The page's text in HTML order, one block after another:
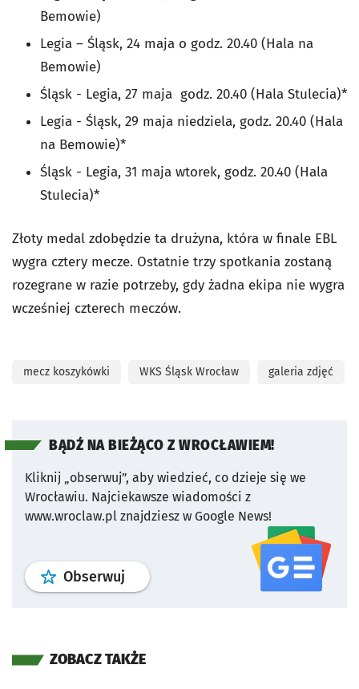
Bemowie)
Legia – Śląsk, 24 maja o godz. 20.40 (Hala na
Bemowie)
Śląsk - Legia, 27 maja godz. 20.40 (Hala Stulecia)*
Legia - Śląsk, 29 maja niedziela, godz. 20.40 (Hala
na Bemowie)*
Śląsk - Legia, 31 maja wtorek, godz. 20.40 (Hala
Stulecia)*
Złoty medal zdobędzie ta drużyna, która w finale EBL
wygra cztery mecze. Ostatnie trzy spotkania zostaną
rozegrane w razie potrzeby, gdy żadna ekipa nie wygra
wcześniej czterech meczów.
mecz koszykówki WKS Śląsk Wrocław galeria zdjęć
BĄDŹ NA BIEŻĄCO Z WROCŁAWIEM!
Kliknij „obserwuj”, aby wiedzieć, co dzieje się we
Wrocławiu. Najciekawsze wiadomości z
www.wroclaw.pl znajdziesz w Google News!
Obserwuj profil serwisu
ZOBACZ TAKŻE